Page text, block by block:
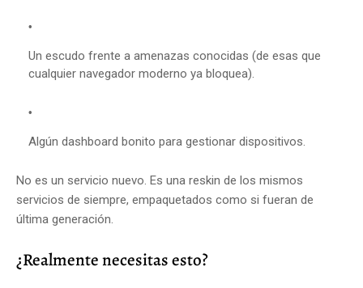
Un escudo frente a amenazas conocidas (de esas que
cualquier navegador moderno ya bloquea).
Algún dashboard bonito para gestionar dispositivos.
No es un servicio nuevo. Es una reskin de los mismos
servicios de siempre, empaquetados como si fueran de
última generación.
¿Realmente necesitas esto?